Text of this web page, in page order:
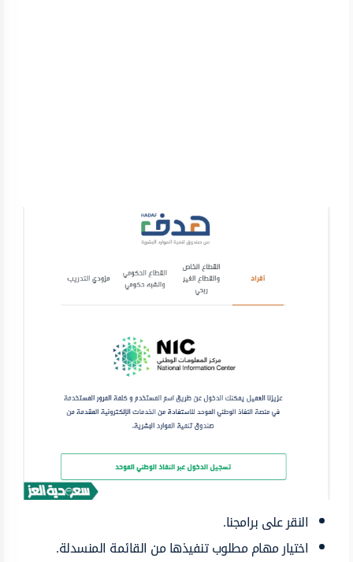
النقر على برامجنا.
اختيار مهام مطلوب تنفيذها من القائمة المنسدلة.